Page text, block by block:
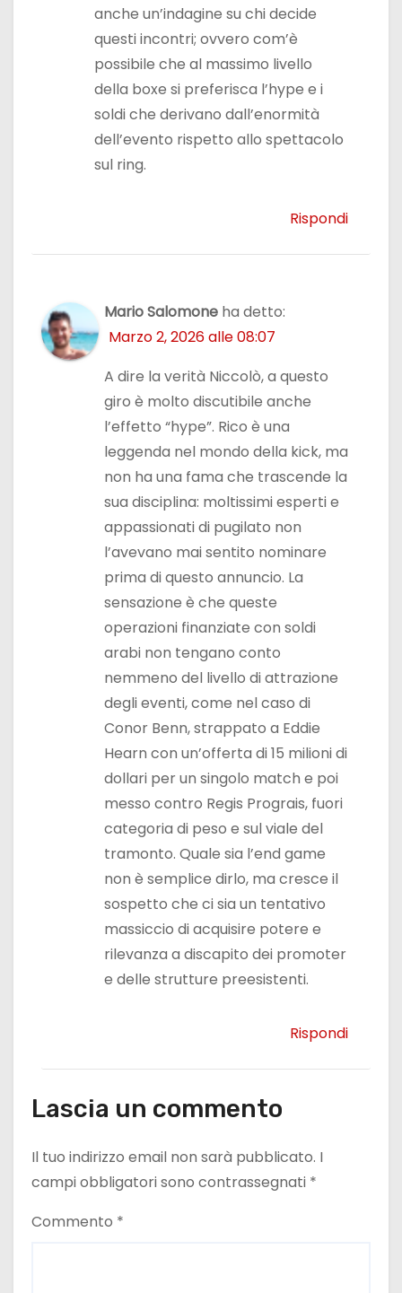
anche un’indagine su chi decide
questi incontri; ovvero com’è
possibile che al massimo livello
della boxe si preferisca l’hype e i
soldi che derivano dall’enormità
dell’evento rispetto allo spettacolo
sul ring.
Rispondi
Mario Salomone ha detto:
Marzo 2, 2026 alle 08:07
A dire la verità Niccolò, a questo
giro è molto discutibile anche
l’effetto “hype”. Rico è una
leggenda nel mondo della kick, ma
non ha una fama che trascende la
sua disciplina: moltissimi esperti e
appassionati di pugilato non
l’avevano mai sentito nominare
prima di questo annuncio. La
sensazione è che queste
operazioni finanziate con soldi
arabi non tengano conto
nemmeno del livello di attrazione
degli eventi, come nel caso di
Conor Benn, strappato a Eddie
Hearn con un’offerta di 15 milioni di
dollari per un singolo match e poi
messo contro Regis Prograis, fuori
categoria di peso e sul viale del
tramonto. Quale sia l’end game
non è semplice dirlo, ma cresce il
sospetto che ci sia un tentativo
massiccio di acquisire potere e
rilevanza a discapito dei promoter
e delle strutture preesistenti.
Rispondi
Lascia un commento
Il tuo indirizzo email non sarà pubblicato. I
campi obbligatori sono contrassegnati *
Commento *